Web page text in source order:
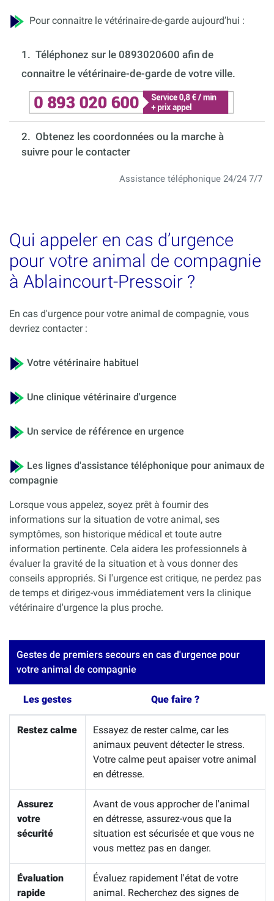
Pour connaitre le vétérinaire-de-garde aujourd’hui :
1. Téléphonez sur le 0893020600 afin de
connaitre le vétérinaire-de-garde de votre ville.
2. Obtenez les coordonnées ou la marche à
suivre pour le contacter
Assistance téléphonique 24/24 7/7
Qui appeler en cas d’urgence
pour votre animal de compagnie
à Ablaincourt-Pressoir ?
En cas d'urgence pour votre animal de compagnie, vous
devriez contacter :
Votre vétérinaire habituel
Une clinique vétérinaire d'urgence
Un service de référence en urgence
Les lignes d'assistance téléphonique pour animaux de
compagnie
Lorsque vous appelez, soyez prêt à fournir des
informations sur la situation de votre animal, ses
symptômes, son historique médical et toute autre
information pertinente. Cela aidera les professionnels à
évaluer la gravité de la situation et à vous donner des
conseils appropriés. Si l'urgence est critique, ne perdez pas
de temps et dirigez-vous immédiatement vers la clinique
vétérinaire d'urgence la plus proche.
Gestes de premiers secours en cas d'urgence pour
votre animal de compagnie
Les gestes Que faire ?
Restez calme
Essayez de rester calme, car les
animaux peuvent détecter le stress.
Votre calme peut apaiser votre animal
en détresse.
Assurez
votre
sécurité
Avant de vous approcher de l'animal
en détresse, assurez-vous que la
situation est sécurisée et que vous ne
vous mettez pas en danger.
Évaluation
rapide
Évaluez rapidement l'état de votre
animal. Recherchez des signes de